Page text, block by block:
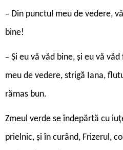
– Din punctul meu de vedere,
bine!
– Și eu vă văd bine, și eu vă
meu de vedere, strigă Iana,
rămas bun.
Zmeul verde se îndepărtă cu
prielnic, și în curând, Frizerul,